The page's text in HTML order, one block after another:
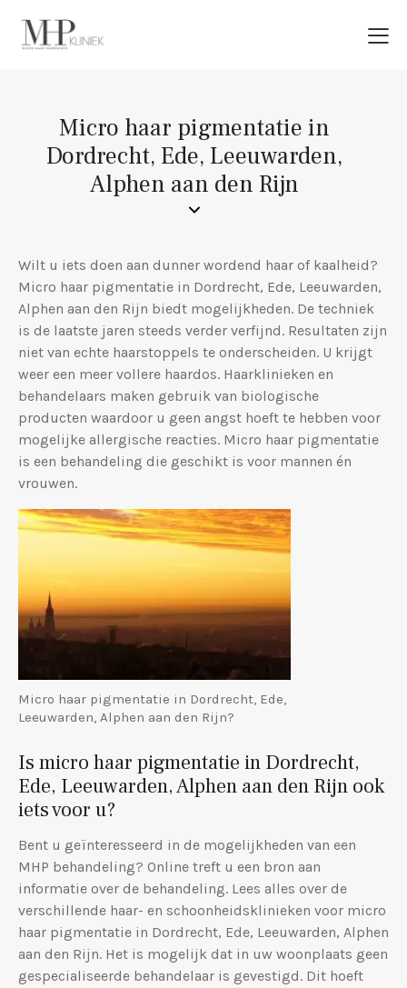
Micro haar pigmentatie in
Dordrecht, Ede, Leeuwarden,
Alphen aan den Rijn
Wilt u iets doen aan dunner wordend haar of kaalheid?
Micro haar pigmentatie in Dordrecht, Ede, Leeuwarden,
Alphen aan den Rijn biedt mogelijkheden. De techniek
is de laatste jaren steeds verder verfijnd. Resultaten zijn
niet van echte haarstoppels te onderscheiden. U krijgt
weer een meer vollere haardos. Haarklinieken en
behandelaars maken gebruik van biologische
producten waardoor u geen angst hoeft te hebben voor
mogelijke allergische reacties. Micro haar pigmentatie
is een behandeling die geschikt is voor mannen én
vrouwen.
Micro haar pigmentatie in Dordrecht, Ede,
Leeuwarden, Alphen aan den Rijn?
Is micro haar pigmentatie in Dordrecht,
Ede, Leeuwarden, Alphen aan den Rijn ook
iets voor u?
Bent u geïnteresseerd in de mogelijkheden van een
MHP behandeling? Online treft u een bron aan
informatie over de behandeling. Lees alles over de
verschillende haar- en schoonheidsklinieken voor micro
haar pigmentatie in Dordrecht, Ede, Leeuwarden, Alphen
aan den Rijn. Het is mogelijk dat in uw woonplaats geen
gespecialiseerde behandelaar is gevestigd. Dit hoeft